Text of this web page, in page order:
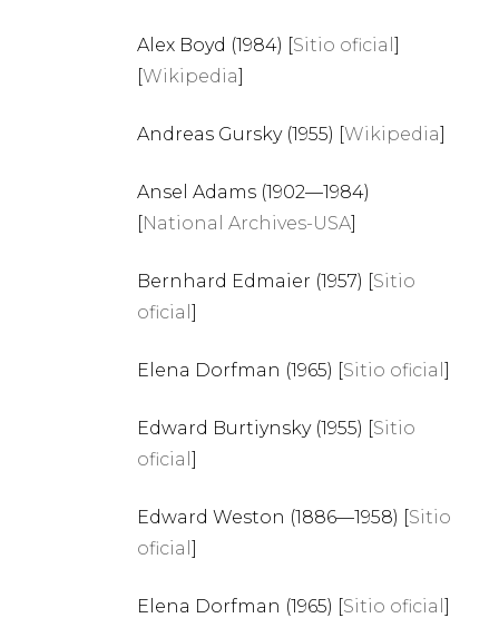
Alex Boyd (1984) [Sitio oficial ]
[Wikipedia]
Andreas Gursky (1955) [Wikipedia]
Ansel Adams (1902—1984)
[National Archives-USA]
Bernhard Edmaier (1957) [Sitio
oficial ]
Elena Dorfman (1965) [Sitio oficial ]
Edward Burtiynsky (1955) [Sitio
oficial ]
Edward Weston (1886—1958) [Sitio
oficial ]
Elena Dorfman (1965) [Sitio oficial ]